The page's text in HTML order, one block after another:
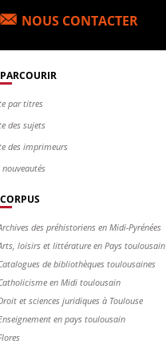
NOUS CONTACTER
PARCOURIR
par titres
des sujets
des imprimeurs
nouveautés
CORPUS
des préhistoriens en Midi-Pyrénées
loisirs et littérature en Pays toulousain
de bibliothèques toulousaines
en Midi toulousain
et sciences juridiques à Toulouse
en pays toulousain